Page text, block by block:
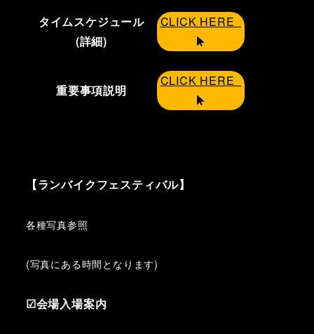
タイムスケジュール
(詳細)
CLICK HERE
重要事項説明
CLICK HERE
【ランバイクフェスティバル】
各種写真参照
(写真にある時間となります)
☑会場入場案内